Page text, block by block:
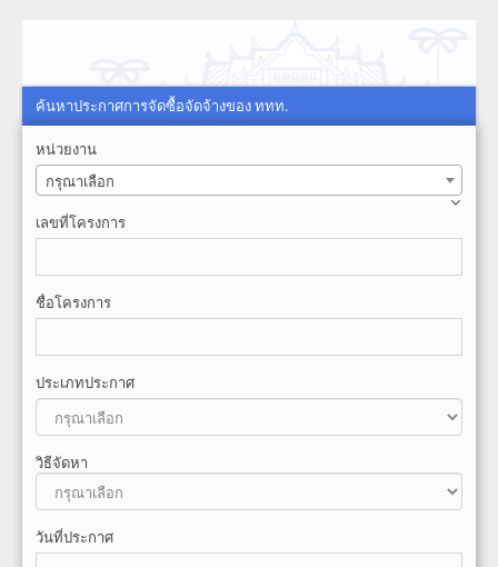
ค้นหาประกาศการจัดซื้อจัดจ้างของ ททท.
หน่วยงาน
กรุณาเลือก
เลขที่โครงการ
ชื่อโครงการ
ประเภทประกาศ
วิธีจัดหา
วันที่ประกาศ